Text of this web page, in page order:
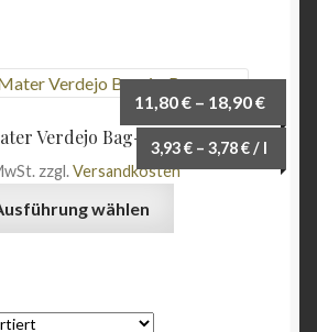
Verdejo Bag-in-Box
11,80€ – 18,90€
3,93€– 3,78€/ l
zzgl.Versandkosten
wählen